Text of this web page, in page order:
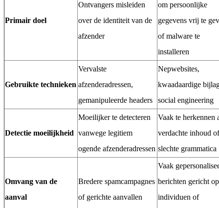
Primair doel
Ontvangers misleiden
over de identiteit van de
afzender
om persoonlijke
gegevens vrij te
of malware te
installeren
Gebruikte technieken
Vervalste
afzenderadressen,
gemanipuleerde headers
Nepwebsites,
kwaadaardige
social engineering
Detectie moeilijkheid
Moeilijker te detecteren
vanwege legitiem
ogende afzenderadressen
Vaak te herkennen
verdachte inhoud of
slechte grammatica
Omvang van de
aanval
Bredere spamcampagnes
of gerichte aanvallen
Vaak
berichten gericht op
individuen of